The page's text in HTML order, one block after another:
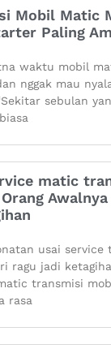
Mobil Matic
Paling
waktu mobil
nggak mau
sebulan
matic
Awalnya
usai service
ragu jadi
transmisi
rasa